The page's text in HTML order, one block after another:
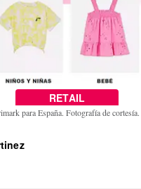
RETAIL
para España. Fotografía de cortesía.